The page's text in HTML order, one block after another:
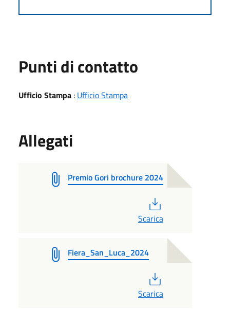
Punti di contatto
Ufficio Stampa : Ufficio Stampa
Allegati
Premio Gori brochure 2024
Scarica
Fiera_San_Luca_2024
Scarica